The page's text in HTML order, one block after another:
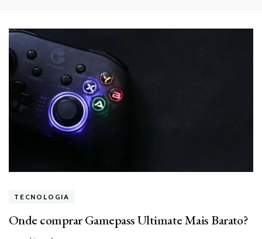
TECNOLOGIA
Onde comprar Gamepass Ultimate Mais Barato?